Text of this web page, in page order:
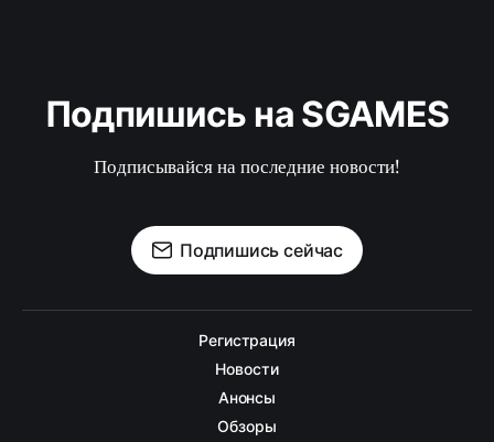
Подпишись на SGAMES
Подписывайся на последние новости!
Подпишись сейчас
Регистрация
Новости
Анонсы
Обзоры